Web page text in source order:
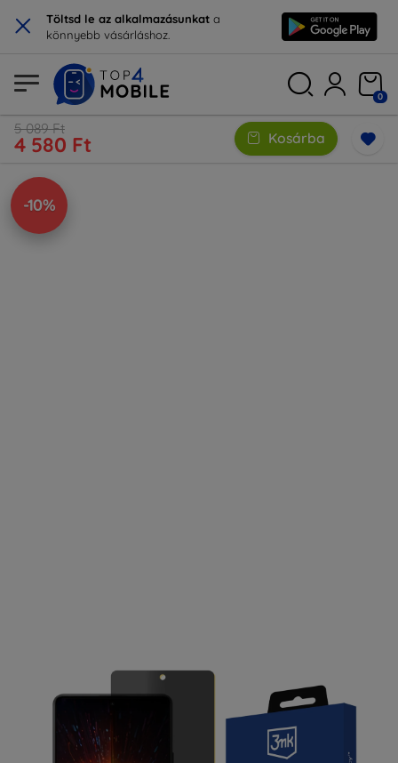
× Töltsd le az alkalmazásunkat a
könnyebb vásárláshoz.
0
5 089 Ft
4 580 Ft Kosárba
-10%